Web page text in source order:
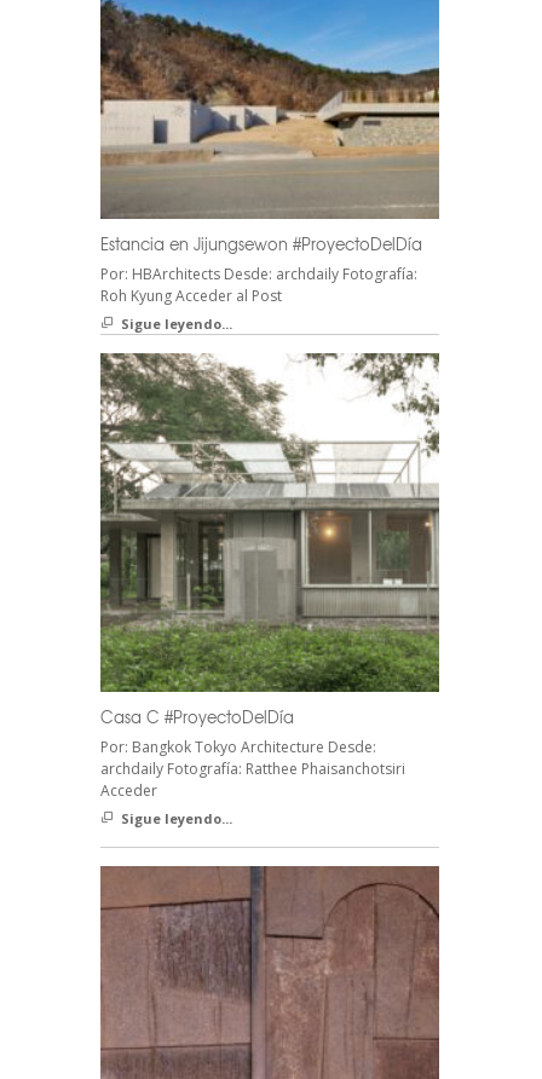
Estancia en Jijungsewon #ProyectoDelDía
Por: HBArchitects Desde: archdaily Fotografía:
Roh Kyung Acceder al Post
Sigue leyendo...
Casa C #ProyectoDelDía
Por: Bangkok Tokyo Architecture Desde:
archdaily Fotografía: Ratthee Phaisanchotsiri
Acceder
Sigue leyendo...